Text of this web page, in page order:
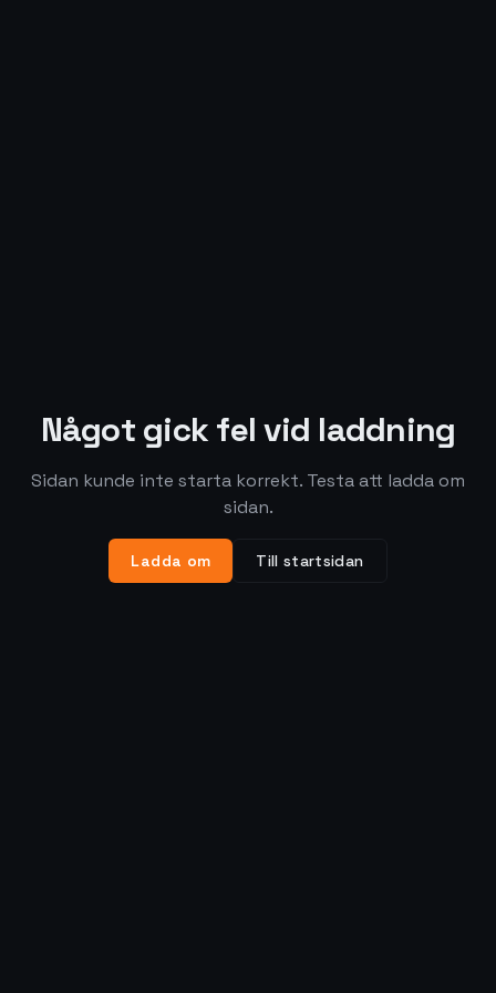
Något gick fel vid laddning
Sidan kunde inte starta korrekt. Testa att ladda om
sidan.
Ladda om Till startsidan